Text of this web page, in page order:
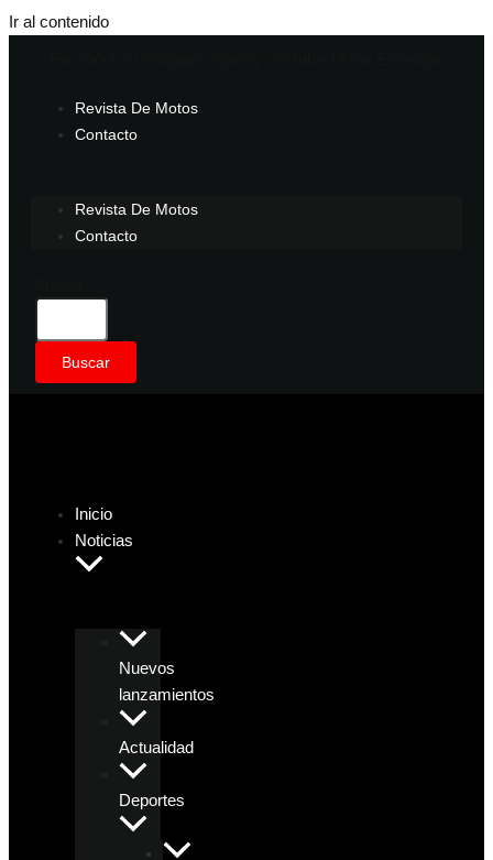
Ir al contenido
Revista De Motos
Contacto
Revista De Motos
Contacto
Buscar
Inicio
Noticias
Nuevos
lanzamientos
Actualidad
Deportes